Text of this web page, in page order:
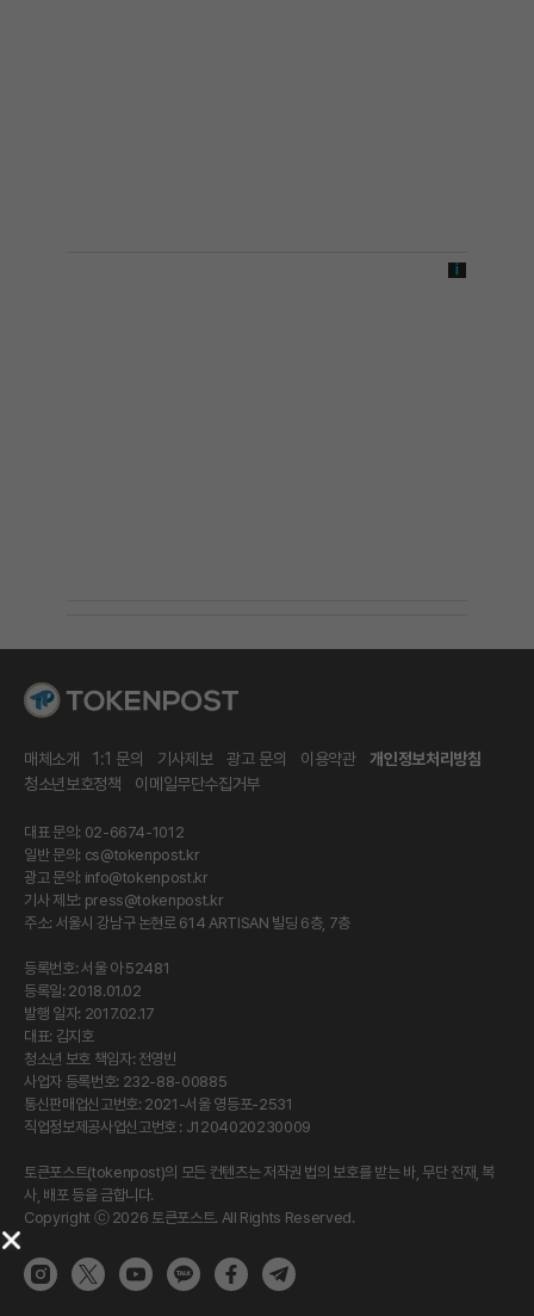
매체소개 1:1 문의 기사제보 광고 문의 이용약관
개인정보처리방침
청소년보호정책
이메일무단수집거부
대표 문의: 02-6674-1012
일반 문의: cs@tokenpost.kr
광고 문의: info@tokenpost.kr
기사 제보: press@tokenpost.kr
주소: 서울시 강남구 논현로 614 ARTISAN 빌딩 6층, 7층
등록번호: 서울 아 52481
등록일: 2018.01.02
발행 일자: 2017.02.17
대표: 김지호
청소년 보호 책임자: 전영빈
사업자 등록번호: 232-88-00885
통신판매업신고번호: 2021-서울 영등포-2531
직업정보제공사업신고번호 : J1204020230009
토큰포스트(tokenpost)의 모든 컨텐츠는 저작권 법의 보호를 받는 바, 무단 전재, 복
사, 배포 등을 금합니다.
Copyright ⓒ 2026 토큰포스트. All Rights Reserved.